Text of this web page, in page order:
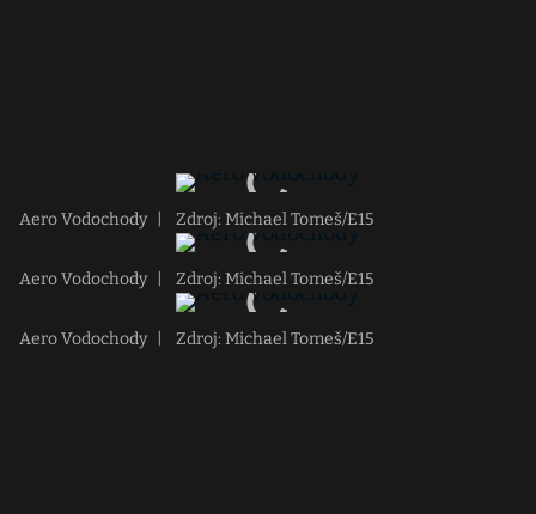
Aero Vodochody Zdroj: Michael Tomeš/E15
Aero Vodochody Zdroj: Michael Tomeš/E15
Aero Vodochody Zdroj: Michael Tomeš/E15